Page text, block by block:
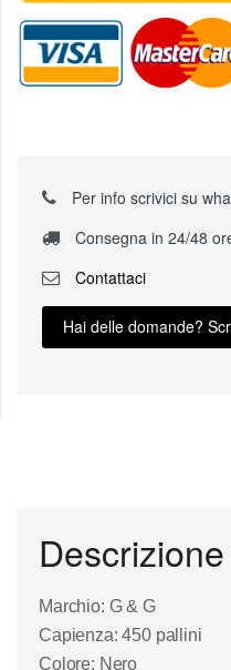
Per info scrivici su
Consegna in 24/48
Contattaci
Hai delle domande?
Descrizione
Marchio: G & G
Capienza: 450 pallini
Colore: Nero